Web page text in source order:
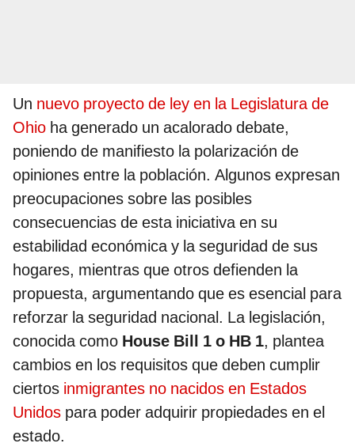
Un nuevo proyecto de ley en la Legislatura de
Ohio ha generado un acalorado debate,
poniendo de manifiesto la polarización de
opiniones entre la población. Algunos expresan
preocupaciones sobre las posibles
consecuencias de esta iniciativa en su
estabilidad económica y la seguridad de sus
hogares, mientras que otros defienden la
propuesta, argumentando que es esencial para
reforzar la seguridad nacional. La legislación,
conocida como House Bill 1 o HB 1, plantea
cambios en los requisitos que deben cumplir
ciertos inmigrantes no nacidos en Estados
Unidos para poder adquirir propiedades en el
estado.